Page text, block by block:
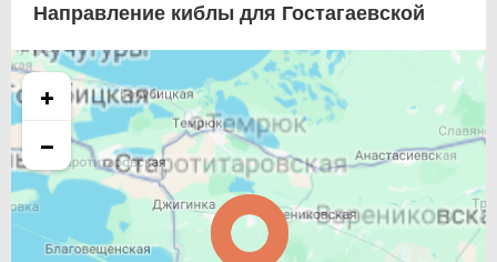
Направление киблы для Гостагаевской
+
−